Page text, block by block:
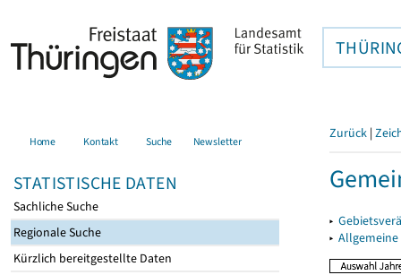
Home Kontakt Suche Newsletter
STATISTISCHE DATEN
Sachliche Suche
Regionale Suche
Kürzlich bereitgestellte Daten
Zurück |
▸
▸